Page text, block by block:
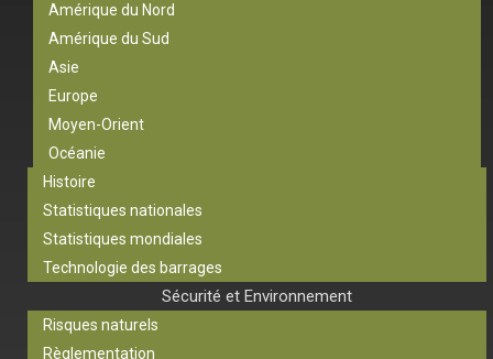
Amérique du Nord
Amérique du Sud
Asie
Europe
Moyen-Orient
Océanie
Histoire
Statistiques nationales
Statistiques mondiales
Technologie des barrages
Sécurité et Environnement
Risques naturels
Règlementation